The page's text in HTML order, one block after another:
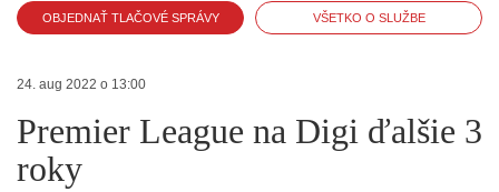
OBJEDNAŤ TLAČOVÉ SPRÁVY VŠETKO O SLUŽBE
24. aug 2022 o 13:00
Premier League na Digi ďalšie 3
roky